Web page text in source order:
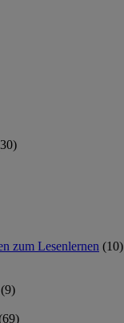
zum Lesenlernen (10)
(9)